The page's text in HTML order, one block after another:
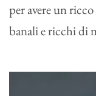
per avere un
banali e ricchi di